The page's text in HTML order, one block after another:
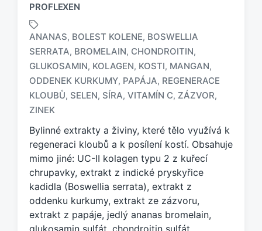
PROFLEXEN
z
n
a
e
n
o
t
a
g
m
ANANAS, BOLEST KOLENE, BOSWELLIA
SERRATA, BROMELAIN, CHONDROITIN,
GLUKOSAMIN, KOLAGEN, KOSTI, MANGAN,
ODDENEK KURKUMY, PAPÁJA, REGENERACE
KLOUBŮ, SELEN, SÍRA, VITAMÍN C, ZÁZVOR,
ZINEK
Bylinné extrakty a živiny, které tělo využívá k
regeneraci kloubů a k posílení kostí. Obsahuje
mimo jiné: UC-II kolagen typu 2 z kuřecí
chrupavky, extrakt z indické pryskyřice
kadidla (Boswellia serrata), extrakt z
oddenku kurkumy, extrakt ze zázvoru,
extrakt z papáje, jedlý ananas bromelain,
glukosamin sulfát, chondroitin sulfát,